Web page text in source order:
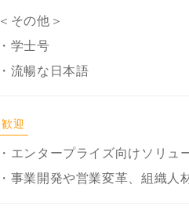
＜その他＞
・学士号
・流暢な日本語
歓迎
・エンタープライズ向けソリュ
・事業開発や営業変革、組織人